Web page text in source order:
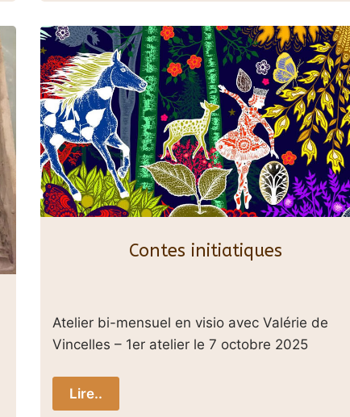
Contes initiatiques
Atelier bi-mensuel en visio avec Valérie de
Vincelles – 1er atelier le 7 octobre 2025
Lire..